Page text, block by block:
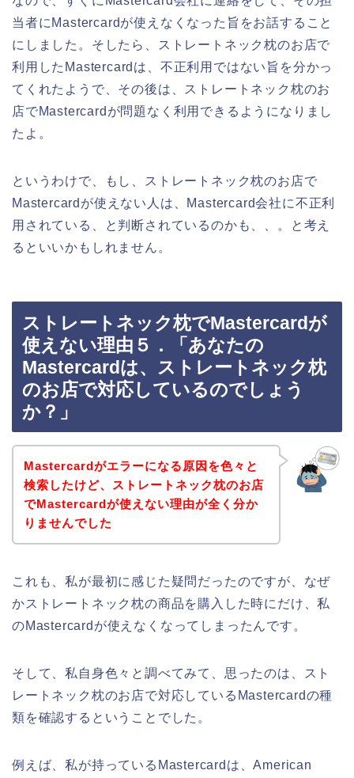
当者にMastercardが使えなくなった旨をお話すること
にしました。そしたら、ストレートネック枕のお店で
利用したMastercardは、不正利用ではない旨を分かっ
てくれたようで、その後は、ストレートネック枕のお
店でMastercardが問題なく利用できるようになりまし
たよ。
というわけで、もし、ストレートネック枕のお店で
Mastercardが使えない人は、Mastercard会社に不正利
用されている、と判断されているのかも、、。と考え
るといいかもしれません。
ストレートネック枕でMastercardが
使えない理由５．「あなたの
Mastercardは、ストレートネック枕
のお店で対応しているのでしょう
か？」
Mastercardがエラーになる原因を色々と
検索したけど、ストレートネック枕のお店
でMastercardが使えない理由が全く分か
りませんでした
これも、私が最初に感じた疑問だったのですが、なぜ
かストレートネック枕の商品を購入した時にだけ、私
のMastercardが使えなくなってしまったんです。
そして、私自身色々と調べてみて、思ったのは、スト
レートネック枕のお店で対応しているMastercardの種
類を確認するということでした。
例えば、私が持っているMastercardは、American